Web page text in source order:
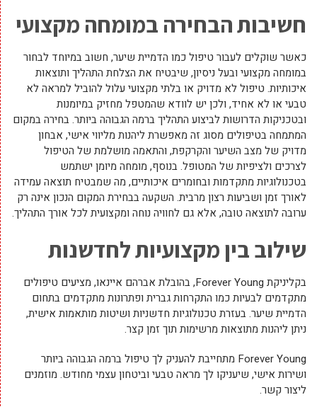
חשיבות הבחירה במומחה מקצועי
כאשר שוקלים לעבור טיפול כמו הדמיית שיער, חשוב במיוחד לבחור
במומחה מקצועי ובעל ניסיון, שיבטיח את הצלחת התהליך ותוצאות
איכותיות. טיפול לא מדויק או בלתי מקצועי עלול להוביל למראה לא
טבעי או לא אחיד, ולכן יש לוודא שהמטפל מחזיק במיומנות
ובטכניקות הדרושות לביצוע התהליך ברמה הגבוהה ביותר. בחירה במקום
המתמחה בטיפולים מסוג זה מאפשרת ליהנות מליווי אישי, אבחון
מדויק של מצב השיער והקרקפת, והתאמה מושלמת של הטיפול
לצרכים ולציפיות של המטופל. בנוסף, מומחה מיומן ישתמש
בטכנולוגיות מתקדמות ובחומרים איכותיים, מה שמבטיח תוצאה עמידה
לאורך זמן ושביעות רצון מרבית. השקעה בבחירת המקום הנכון אינה רק
ערובה לתוצאה טובה, אלא גם לחוויה נוחה ומקצועית לכל אורך התהליך.
שילוב בין מקצועיות לחדשנות
בקליניקת Forever Young, בהובלת אברהם איינאו, מציעים טיפולים
מתקדמים לבעיות כמו התקרחות גברית ופתרונות מתקדמים בתחום
הדמיית שיער. בעזרת טכנולוגיות חדשניות ושיטות מותאמות אישית,
ניתן ליהנות מתוצאות מרשימות תוך זמן קצר.
Forever Young מתחייבת להעניק לך טיפול ברמה הגבוהה ביותר
ושירות אישי, שיעניקו לך מראה טבעי וביטחון עצמי מחודש. מוזמנים
ליצור קשר.